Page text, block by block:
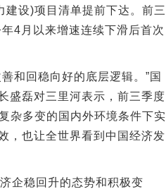
建设)项目清单提前下达。前三
4月以来增速连续下滑后首次
回稳向好的底层逻辑。”国
盛磊对三里河表示，前三季度
杂多变的国内外环境条件下实
，也让全世界看到中国经济发
稳回升的态势和积极变